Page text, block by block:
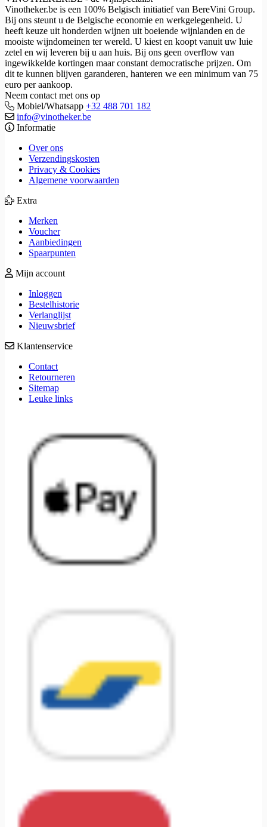
Vinotheker.be is een 100% Belgisch initiatief van BereVini Group.
Bij ons steunt u de Belgische economie en werkgelegenheid. U
heeft keuze uit honderden wijnen uit boeiende wijnlanden en de
mooiste wijndomeinen ter wereld. U kiest en koopt vanuit uw luie
zetel en wij leveren bij u aan huis. Bij ons geen overflow van
ingewikkelde kortingen maar constant democratische prijzen. Om
dit te kunnen blijven garanderen, hanteren we een minimum van 75
euro per aankoop.
Neem contact met ons op
Mobiel/Whatsapp +32 488 701 182
info@vinotheker.be
Informatie
Over ons
Verzendingskosten
Privacy & Cookies
Algemene voorwaarden
Extra
Merken
Voucher
Aanbiedingen
Spaarpunten
Mijn account
Inloggen
Bestelhistorie
Verlanglijst
Nieuwsbrief
Klantenservice
Contact
Retourneren
Sitemap
Leuke links